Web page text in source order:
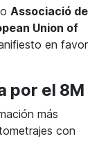
Associació de
Union of
en favor
por el 8M
más
con